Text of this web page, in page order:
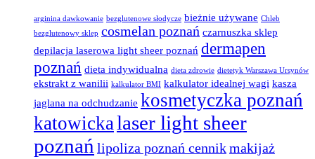
arginina dawkowanie bezglutenowe słodycze bieżnie używane Chleb
bezglutenowy sklep cosmelan poznań czarnuszka sklep
depilacja laserowa light sheer poznań dermapen
poznań dieta indywidualna dieta zdrowie dietetyk Warszawa Ursynów
ekstrakt z wanilii kalkulator BMI kalkulator idealnej wagi kasza
jaglana na odchudzanie kosmetyczka poznań
katowickalaser light sheer
poznań lipoliza poznań cennikmakijaż